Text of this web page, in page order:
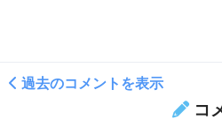
過去のコメントを表示
コ